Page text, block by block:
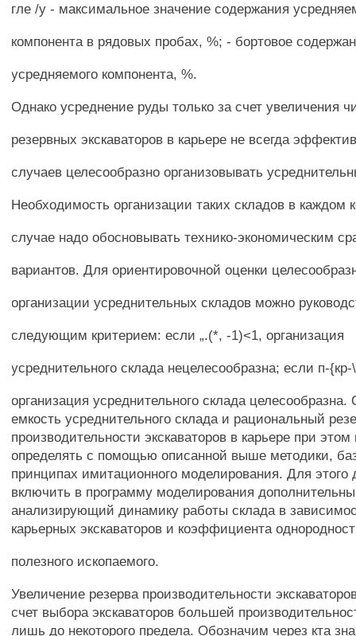
гле /у - максимальное значение содержания
компонента в рядовых пробах, %; - бортовое
усредняемого компонента, %.
Однако усреднение руды только за счет увеличения
резервных экскаваторов в карьере не всегда
случаев целесообразно организовывать
Необходимость организации таких складов в каждом
случае надо обосновывать технико-экономическим
вариантов. Для ориентировочной оценки
организации усреднительных складов можно
следующим критерием: если „.(*, -1)<1, организация
усреднительного склада нецелесообразна; если п-
организация усреднительного склада
емкость усреднительного склада и рациональный
производительности экскаваторов в карьере при
определять с помощью описанной выше методики,
принципах имитационного моделирования. Для этого
включить в программу моделирования
анализирующий динамику работы склада в
карьерных экскаваторов и коэффициента
полезного ископаемого.
Увеличение резерва производительности
счет выбора экскаваторов большей
лишь до некоторого предела. Обозначим через кта